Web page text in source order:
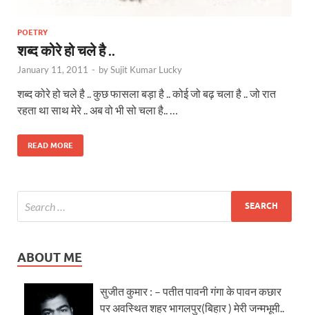
POETRY
शब्द कोरे हो चले है ..
January 11, 2011 - bySujit Kumar Lucky
शब्द कोरे हो चले है .. कुछ फासला बड़ा है .. कोई जो बढ़ चला है .. जो रात
रहता था साथ मेरे .. अब वो भी सो चला है.. …
READ MORE
ABOUT ME
सुजीत कुमार : – पतीत पावनी गंगा के पावन कछार
पर अवस्थित शहर भागलपुर(बिहार ) मेरी जन्मभूमी..